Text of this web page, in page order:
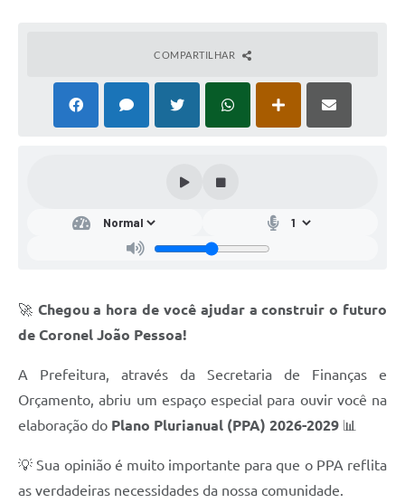
COMPARTILHAR
🚀 Chegou a hora de você ajudar a construir o futuro
de Coronel João Pessoa!
A Prefeitura, através da Secretaria de Finanças e
Orçamento, abriu um espaço especial para ouvir você na
elaboração do Plano Plurianual (PPA) 2026-2029 📊
💡 Sua opinião é muito importante para que o PPA reflita
as verdadeiras necessidades da nossa comunidade.